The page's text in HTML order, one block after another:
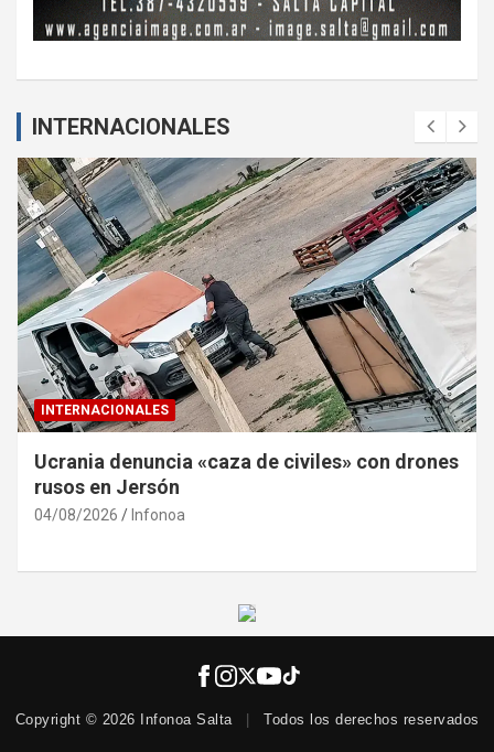
INTERNACIONALES
INTERNACIONALES
Ucrania denuncia «caza de civiles» con drones
rusos en Jersón
04/08/2026 Infonoa
Copyright © 2026 Infonoa Salta Todos los derechos reservados